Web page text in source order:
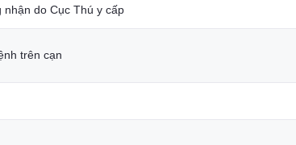
nhận do Cục Thú y cấp
trên cạn